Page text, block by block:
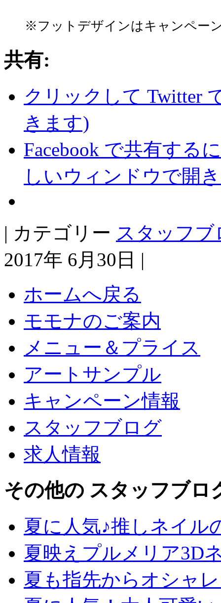
※フットデザインはキャンペー
共有:
クリックして Twitter
きます)
Facebook で共有する
しいウィンドウで開
| カテゴリー スタッフブ
2017年 6月30日 |
ホームへ戻る
モモナのご案内
メニュー＆プライス
アートサンプル
キャンペーン情報
スタッフブログ
求人情報
その他の スタッフブロ
夏に人気♪推しネイル
夏映えプルメリア3D
夏も指先からオシャ